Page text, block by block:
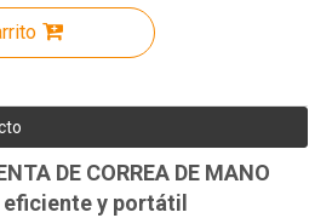
DE CORREA DE MANO
y portátil